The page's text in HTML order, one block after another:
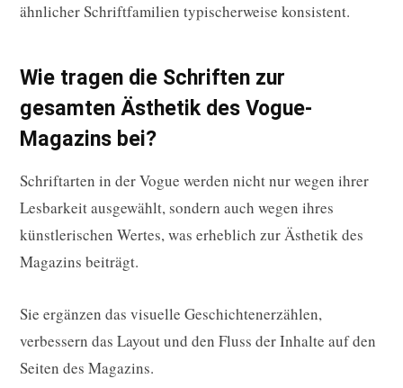
ähnlicher Schriftfamilien typischerweise konsistent.
Wie tragen die Schriften zur
gesamten Ästhetik des Vogue-
Magazins bei?
Schriftarten in der Vogue werden nicht nur wegen ihrer
Lesbarkeit ausgewählt, sondern auch wegen ihres
künstlerischen Wertes, was erheblich zur Ästhetik des
Magazins beiträgt.
Sie ergänzen das visuelle Geschichtenerzählen,
verbessern das Layout und den Fluss der Inhalte auf den
Seiten des Magazins.